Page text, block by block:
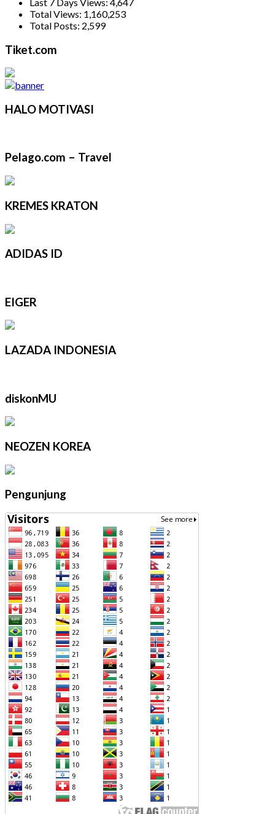
Total Views: 1,160,253
Total Posts: 2,599
Tiket.com
HALO MOTIVASI
Pelago.com – Travel
KREMES KRATON
ADIDAS ID
EIGER
LAZADA INDONESIA
diskonMU
NEOZEN KOREA
Pengunjung